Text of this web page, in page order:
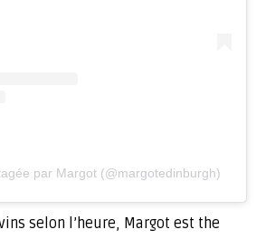
par Margot (@margotedinburgh)
selon l’heure, Margot est the